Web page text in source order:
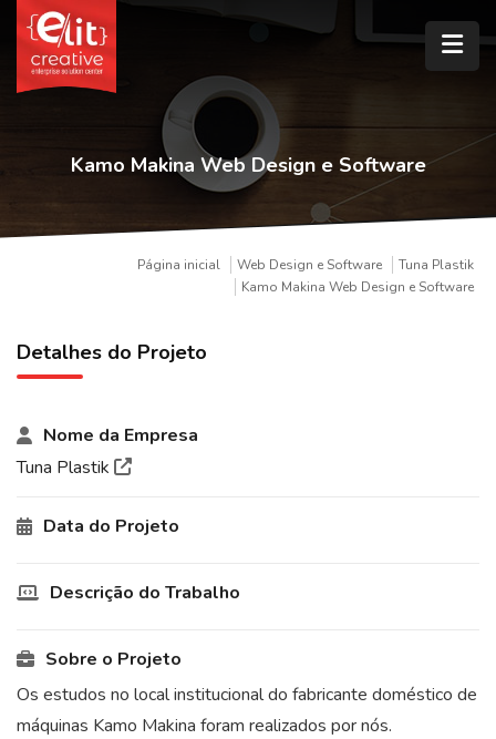
Kamo Makina Web Design e Software
Página inicial Web Design e Software
Tuna Plastik
Kamo Makina Web Design e Software
Detalhes do Projeto
Nome da Empresa
Tuna Plastik
Data do Projeto
Descrição do Trabalho
Sobre o Projeto
Os estudos no local institucional do fabricante doméstico de
máquinas Kamo Makina foram realizados por nós.